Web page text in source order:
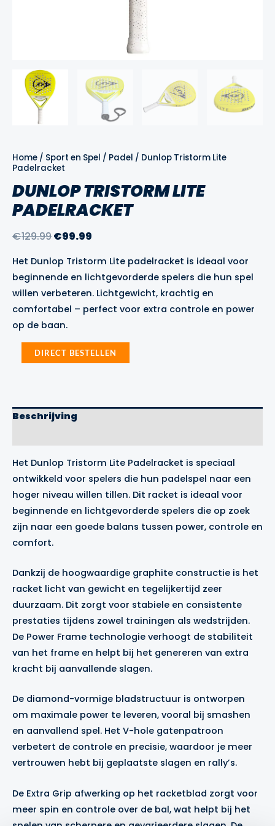
Home / Sport en Spel / Padel / Dunlop Tristorm Lite
Padelracket
DUNLOP TRISTORM LITE
PADELRACKET
€129.99Oorspronkelijke
was:
€129.99.
€99.99
is:
€99.99.
Het Dunlop Tristorm Lite padelracket is ideaal voor
beginnende en lichtgevorderde spelers die hun spel
willen verbeteren. Lichtgewicht, krachtig en
comfortabel – perfect voor extra controle en power
op de baan.
Dunlop
Tristorm
Lite
DIRECT BESTELLEN
Beschrijving
Het Dunlop Tristorm Lite Padelracket is speciaal
ontwikkeld voor spelers die hun padelspel naar een
hoger niveau willen tillen. Dit racket is ideaal voor
beginnende en lichtgevorderde spelers die op zoek
zijn naar een goede balans tussen power, controle en
comfort.
Dankzij de hoogwaardige graphite constructie is het
racket licht van gewicht en tegelijkertijd zeer
duurzaam. Dit zorgt voor stabiele en consistente
prestaties tijdens zowel trainingen als wedstrijden.
De Power Frame technologie verhoogt de stabiliteit
van het frame en helpt bij het genereren van extra
kracht bij aanvallende slagen.
De diamond-vormige bladstructuur is ontworpen
om maximale power te leveren, vooral bij smashen
en aanvallend spel. Het V-hole gatenpatroon
verbetert de controle en precisie, waardoor je meer
vertrouwen hebt bij geplaatste slagen en rally’s.
De Extra Grip afwerking op het racketblad zorgt voor
meer spin en controle over de bal, wat helpt bij het